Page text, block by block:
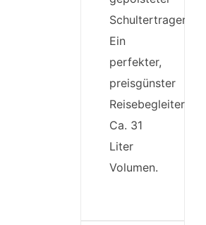
Ein
perfekter,
preisgünster
Reisebegleiter.
Ca. 31
Liter
Volumen.